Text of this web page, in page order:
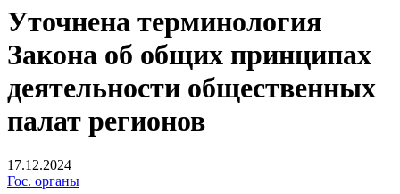
Уточнена терминология
Закона об общих принципах
деятельности общественных
палат регионов
17.12.2024
Гос. органы